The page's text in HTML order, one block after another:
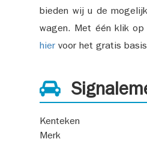
bieden wij u de
wagen. Met één klik
hier voor het gratis
Kenteken
Merk